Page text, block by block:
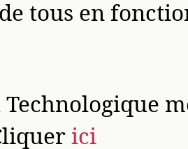
tous en
Technologique
ici